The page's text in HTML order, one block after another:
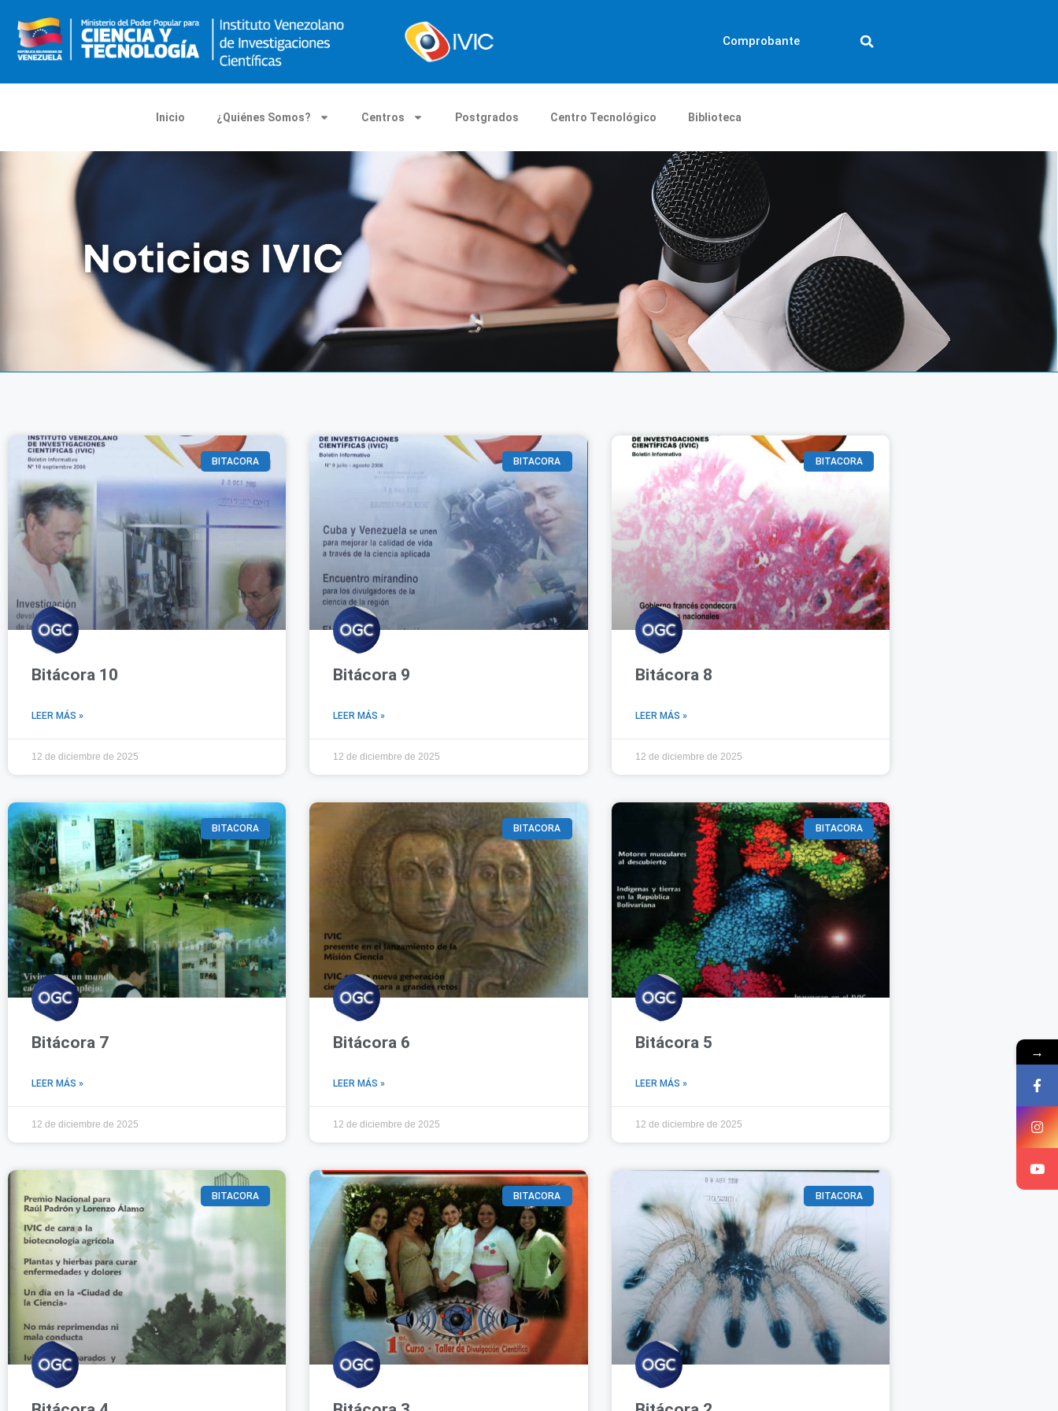
Comprobante
Inicio ¿Quiénes Somos? Centros Postgrados Centro Tecnológico Biblioteca
BITACORA
Bitácora 10
LEER MÁS »
12 de diciembre de 2025
BITACORA
Bitácora 9
LEER MÁS »
12 de diciembre de 2025
BITACORA
Bitácora 8
LEER MÁS »
12 de diciembre de 2025
BITACORA
Bitácora 7
LEER MÁS »
12 de diciembre de 2025
BITACORA
Bitácora 6
LEER MÁS »
12 de diciembre de 2025
BITACORA
Bitácora 5
LEER MÁS »
12 de diciembre de 2025
BITACORA BITACORA BITACORA
→